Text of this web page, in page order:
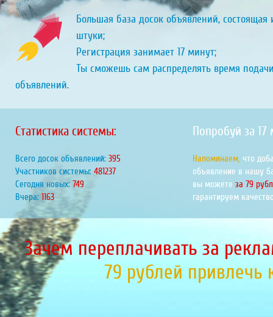
Большая база досок объявлений, состоящая
штуки;
Регистрация занимает 17 минут;
Ты сможешь сам распределять время
объявлений.
Статистика системы:
Всего досок объявлений: 447
Участников системы: 544190
Сегодня новых: 847
Вчера: 1315
Попробуй за 17
Напоминаем, что
объявление в нашу
вы можете за 79
гарантируем
Зачем переплачивать за
79 рублей